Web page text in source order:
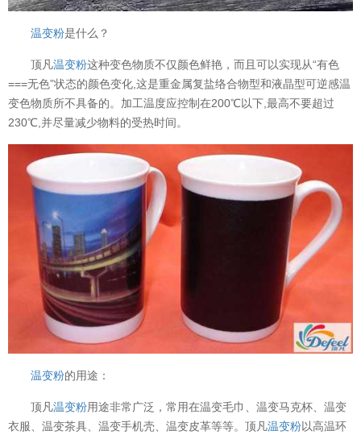
温变粉是什么？
顶凡温变粉这种变色物质不仅颜色鲜艳，而且可以实现从“有色
===无色”状态的颜色变化,这是重金属复盐络合物型和液晶型可逆感温
变色物质所不具备的。加工温度应控制在200℃以下,最高不要超过
230℃,并尽量减少物料的受热时间。
温变粉的用途：
顶凡温变粉用途非常广泛，常用在温变毛巾、温变马克杯、温变
衣服、温变茶具、温变手机壳、温变皮革等等。顶凡温变粉以高温环